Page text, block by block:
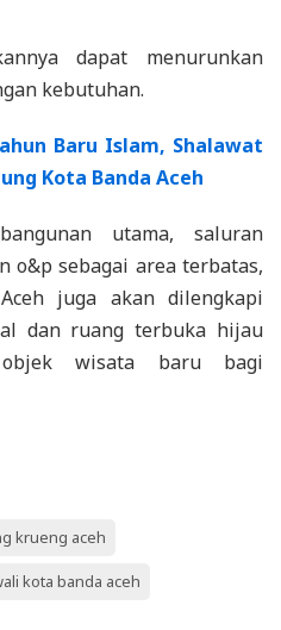
dapat menurunkan
kebutuhan.
Baru Islam, Shalawat
Kota Banda Aceh
utama, saluran
o&p sebagai area terbatas,
juga akan dilengkapi
dan ruang terbuka hijau
wisata baru bagi
krueng aceh
kota banda aceh